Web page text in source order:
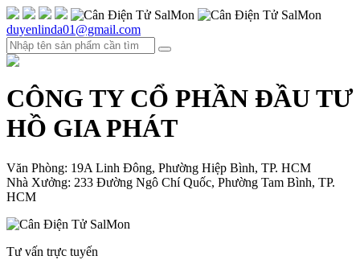
duyenlinda01@gmail.com
CÔNG TY CỔ PHẦN ĐẦU TƯ
HỒ GIA PHÁT
Văn Phòng: 19A Linh Đông, Phường Hiệp Bình, TP. HCM
Nhà Xưởng: 233 Đường Ngô Chí Quốc, Phường Tam Bình, TP.
HCM
Tư vấn trực tuyến